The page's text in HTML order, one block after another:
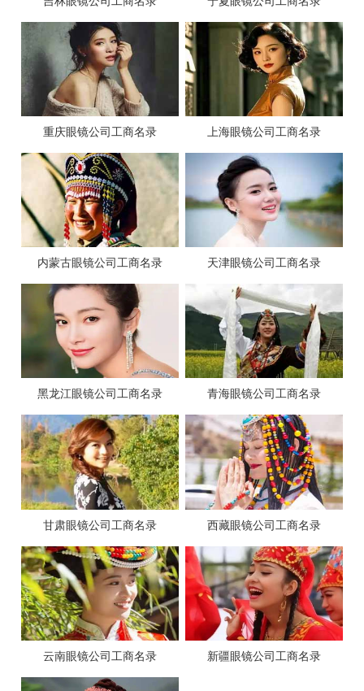
重庆眼镜公司工商名录 上海眼镜公司工商名录
内蒙古眼镜公司工商名录 天津眼镜公司工商名录
黑龙江眼镜公司工商名录 青海眼镜公司工商名录
甘肃眼镜公司工商名录 西藏眼镜公司工商名录
云南眼镜公司工商名录 新疆眼镜公司工商名录